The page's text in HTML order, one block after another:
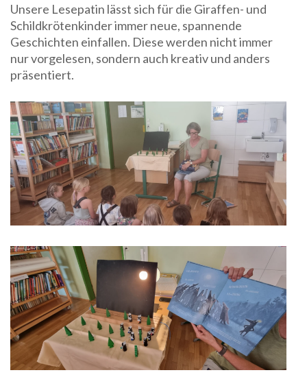
Unsere Lesepatin lässt sich für die Giraffen- und
Schildkrötenkinder immer neue, spannende
Geschichten einfallen. Diese werden nicht immer
nur vorgelesen, sondern auch kreativ und anders
präsentiert.